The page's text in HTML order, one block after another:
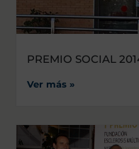
PREMIO SOCIAL
Ver más »